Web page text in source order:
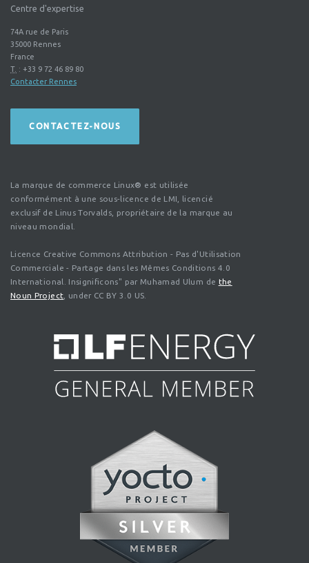
Centre d'expertise
74A rue de Paris
35000 Rennes
France
T. : +33 9 72 46 89 80
Contacter Rennes
CONTACTEZ-NOUS
La marque de commerce Linux® est utilisée
conformément à une sous-licence de LMI, licencié
exclusif de Linus Torvalds, propriétaire de la marque au
niveau mondial.
Licence Creative Commons Attribution - Pas d'Utilisation
Commerciale - Partage dans les Mêmes Conditions 4.0
International. Insignificons" par Muhamad Ulum de the
Noun Project , under CC BY 3.0 US.